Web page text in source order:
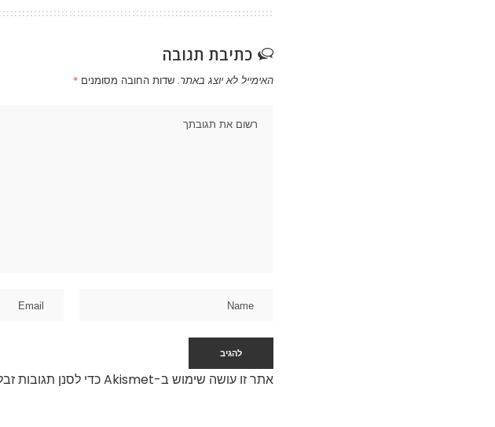
כתיבת תגובה
האימייל לא יוצג באתר. שדות החובה מסומנים *
אתר זו עושה שימוש ב-Akismet כדי לסנן תגובות זבל.